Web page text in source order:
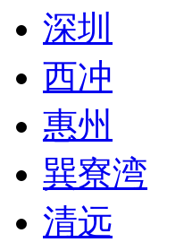
深圳
西冲
惠州
巽寮湾
清远